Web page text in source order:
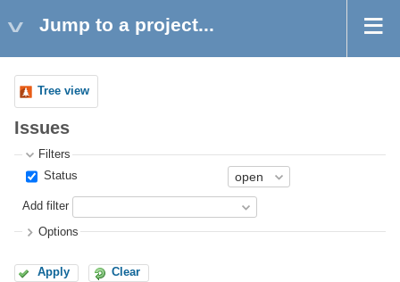
Jump to a project...
Tree view
Issues
Filters
Status
Add filter
Options
Apply Clear